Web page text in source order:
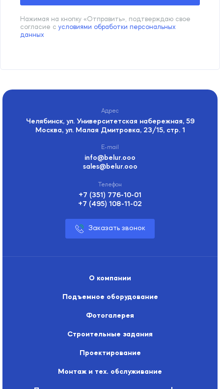
Нажимая на кнопку «Отправить», подтверждаю свое
согласие с условиями обработки персональных
данных
ближайшее время.
Челябинск, ул. Университетская набережная, 59
Москва, ул. Малая Дмитровка, 23/15, стр. 1
info@belur.ooo
sales@belur.ooo
+7 (351) 776-10-01
+7 (495) 108-11-02
Заказать звонок
О компании
Подъемное оборудование
Фотогалерея
Строительные задания
Проектирование
Монтаж и тех. обслуживание